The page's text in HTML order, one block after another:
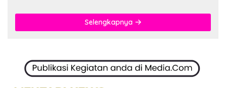
Selengkapnya